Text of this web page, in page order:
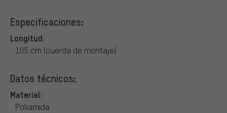
Especificaciones:
Longitud:
105 cm (cuerda de montaje)
Datos técnicos:
Material:
Poliamida